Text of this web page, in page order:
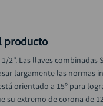
producto
1/2". Las llaves combinadas
largamente las normas
orientado a 15º para
su extremo de corona de